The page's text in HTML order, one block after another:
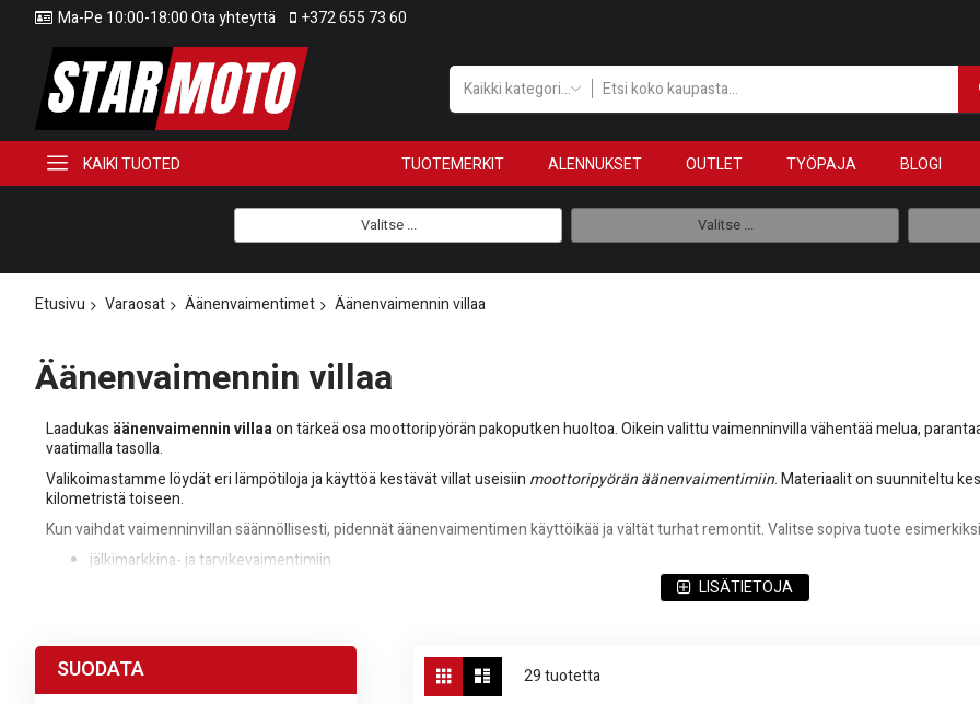
Ma-Pe 10:00-18:00 Ota yhteyttä +372 655 73 60
Kaikki kategoriat
KAIKI TUOTED TUOTEMERKIT ALENNUKSET OUTLET TYÖPAJA BLOGI
Valitse ... Valitse ...
Etusivu Varaosat Äänenvaimentimet Äänenvaimennin villaa
Äänenvaimennin villaa
Laadukas äänenvaimennin villaaon tärkeä osa moottoripyörän pakoputken huoltoa. Oikein valittu vaimenninvilla vähentää melua,
vaatimalla tasolla.
Valikoimastamme löydät eri lämpötiloja ja käyttöä kestävät villat useisiin moottoripyörän äänenvaimentimiin. Materiaalit on suunniteltu
kilometristä toiseen.
Kun vaihdat vaimenninvillan säännöllisesti, pidennät äänenvaimentimen käyttöikää ja vältät turhat remontit. Valitse sopiva tuote
jälkimarkkina- ja tarvikevaimentimiin
Tilaa vaimenninvilla helposti starmoto.fi-verkkokaupasta ja pidä moottoripyöräsi ääni hallinnassa – turvallisesti ja tyylikkäästi.
LISÄTIETOJA
View
as
RuudukkoLuettelo
29tuotetta
SUODATA